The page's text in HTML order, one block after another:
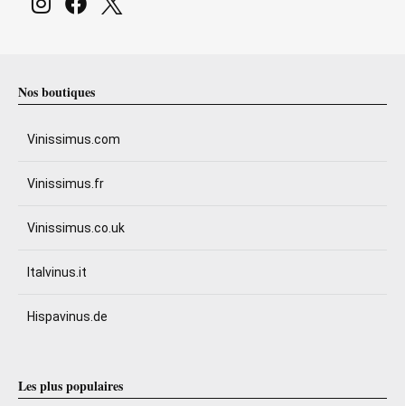
Nos boutiques
Vinissimus.com
Vinissimus.fr
Vinissimus.co.uk
Italvinus.it
Hispavinus.de
Les plus populaires